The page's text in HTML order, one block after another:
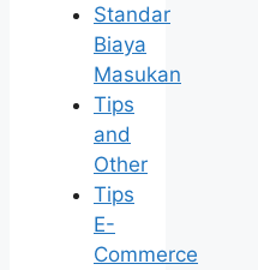
Standar
Biaya
Masukan
Tips
and
Other
Tips
E-
Commerce